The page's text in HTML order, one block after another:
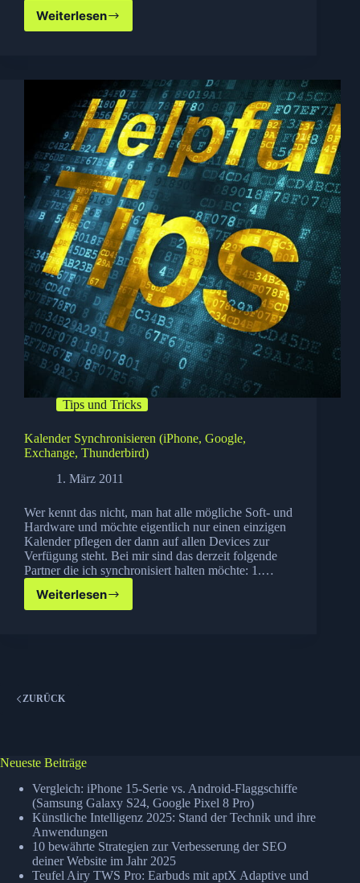
WeiterlesenShortcodes
dein
WordPress
Blog
Tips und Tricks
Kalender Synchronisieren (iPhone, Google,
Exchange, Thunderbird)
1. März 2011
Wer kennt das nicht, man hat alle mögliche Soft- und
Hardware und möchte eigentlich nur einen einzigen
Kalender pflegen der dann auf allen Devices zur
Verfügung steht. Bei mir sind das derzeit folgende
Partner die ich synchronisiert halten möchte: 1.…
Weiterlesen
Kalender
ZURÜCK
Neueste Beiträge
Vergleich: iPhone 15-Serie vs. Android-Flaggschiffe
(Samsung Galaxy S24, Google Pixel 8 Pro)
Künstliche Intelligenz 2025: Stand der Technik und ihre
Anwendungen
10 bewährte Strategien zur Verbesserung der SEO
deiner Website im Jahr 2025
Teufel Airy TWS Pro: Earbuds mit aptX Adaptive und